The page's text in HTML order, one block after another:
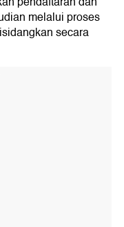
melalui proses
secara